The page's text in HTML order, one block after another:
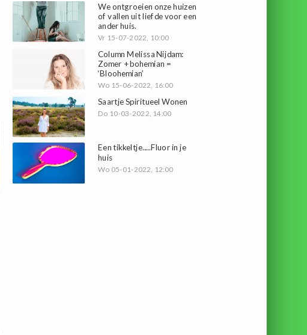
We ontgroeien onze huizen
of vallen uit liefde voor een
ander huis.
Vr 15-07-2022, 10:00
Column Melissa Nijdam:
Zomer + bohemian =
‘Bloohemian’
Wo 15-06-2022, 16:00
Saartje Spiritueel Wonen
Do 10-03-2022, 14:00
Een tikkeltje.....Fluor in je
huis
Wo 05-01-2022, 12:00